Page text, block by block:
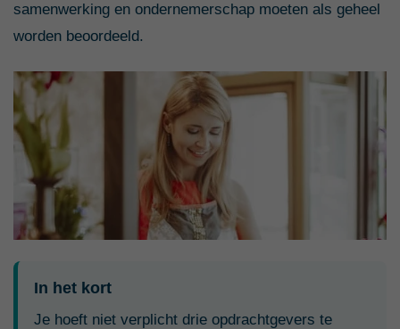
samenwerking en ondernemerschap moeten als geheel
worden beoordeeld.
In het kort
Je hoeft niet verplicht drie opdrachtgevers te